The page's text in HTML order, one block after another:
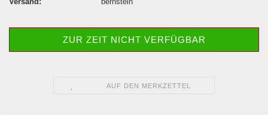
ZUR ZEIT NICHT VERFÜGBAR
AUF DEN MERKZETTEL